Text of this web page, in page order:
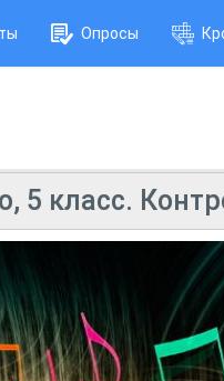
Опросы
5 класс.